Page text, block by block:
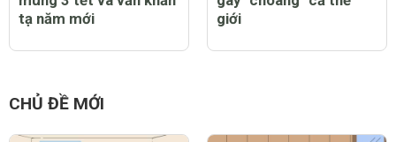
tạ năm mới
giới
CHỦ ĐỀ MỚI